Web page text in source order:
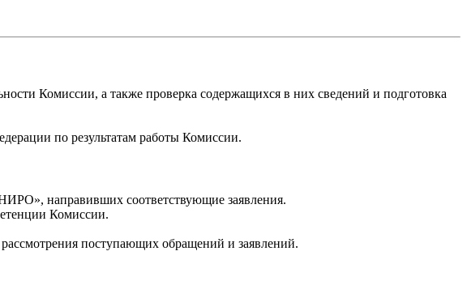
Комиссии, а также проверка содержащихся в них сведений и подготовка
по результатам работы Комиссии.
направивших соответствующие заявления.
Комиссии.
поступающих обращений и заявлений.